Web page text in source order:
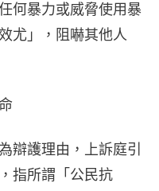
何暴力或威脅使用暴
尤」，阻嚇其他人
辯護理由，上訴庭引
指所謂「公民抗